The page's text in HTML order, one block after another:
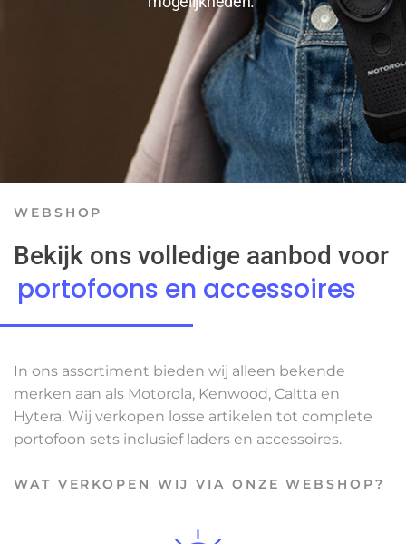
WEBSHOP
Bekijk ons volledige aanbod voor
portofoons en accessoires
In ons assortiment bieden wij alleen bekende
merken aan als Motorola, Kenwood, Caltta en
Hytera. Wij verkopen losse artikelen tot complete
portofoon sets inclusief laders en accessoires.
WAT VERKOPEN WIJ VIA ONZE WEBSHOP?